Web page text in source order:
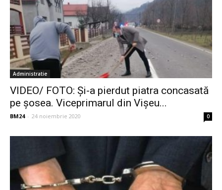
Administratie
VIDEO/ FOTO: Și-a pierdut piatra concasată
pe șosea. Viceprimarul din Vișeu...
BM24 - 24 noiembrie 2020 0